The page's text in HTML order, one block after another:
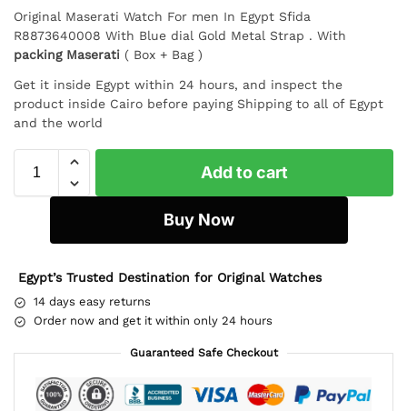
Original Maserati Watch For men In Egypt Sfida
R8873640008 With Blue dial Gold Metal Strap . With
packing Maserati ( Box + Bag )
Get it inside Egypt within 24 hours, and inspect the
product inside Cairo before paying Shipping to all of Egypt
and the world
Add to cart
Buy Now
Egypt’s Trusted Destination for Original Watches
14 days easy returns
Order now and get it within only 24 hours
Guaranteed Safe Checkout